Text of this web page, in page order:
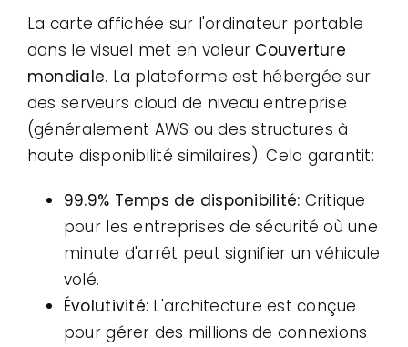
La carte affichée sur l'ordinateur portable
dans le visuel met en valeur Couverture
mondiale. La plateforme est hébergée sur
des serveurs cloud de niveau entreprise
(généralement AWS ou des structures à
haute disponibilité similaires). Cela garantit:
99.9% Temps de disponibilité: Critique
pour les entreprises de sécurité où une
minute d'arrêt peut signifier un véhicule
volé.
Évolutivité: L'architecture est conçue
pour gérer des millions de connexions